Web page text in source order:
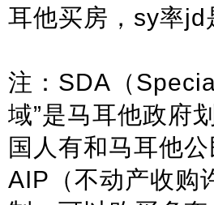
耳他买房，sy率jd
注：SDA（
域”是马耳他政府
国人有和马耳他
AIP（不动产收购